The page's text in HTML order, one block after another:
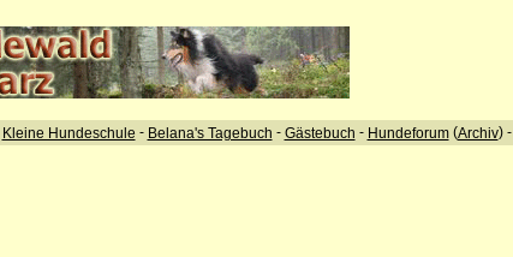
Kleine Hundeschule - Belana's Tagebuch - Gästebuch - Hundeforum(Archiv) -